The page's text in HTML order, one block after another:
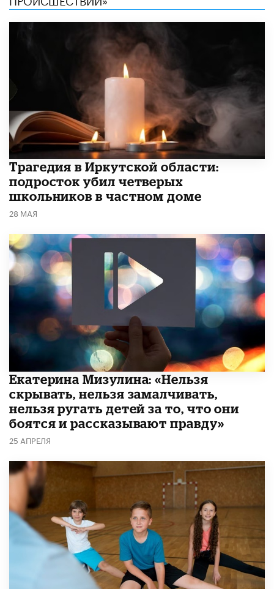
Трагедия в Иркутской области:
подросток убил четверых
школьников в частном доме
28 МАЯ
Екатерина Мизулина: «Нельзя
скрывать, нельзя замалчивать,
нельзя ругать детей за то, что они
боятся и рассказывают правду»
25 АПРЕЛЯ